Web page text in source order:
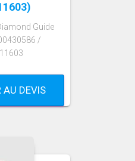
Guide
/
AU DEVIS